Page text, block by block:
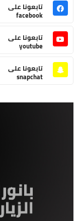
تابعونا على
facebook
تابعونا على
youtube
تابعونا على
snapchat